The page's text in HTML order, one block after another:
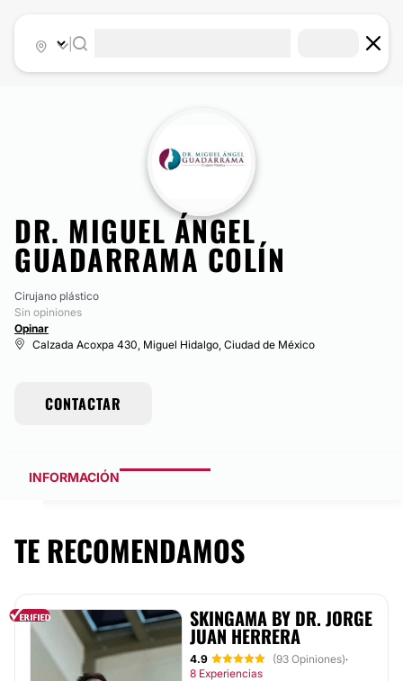
DR. MIGUEL ÁNGEL
GUADARRAMA COLÍN
Cirujano plástico
Sin opiniones
Opinar
Calzada Acoxpa 430, Miguel Hidalgo, Ciudad de México
CONTACTAR
INFORMACIÓN
TE RECOMENDAMOS
SKINGAMA BY DR. JORGE
JUAN HERRERA
4.9 (93 Opiniones)·
8 Experiencias